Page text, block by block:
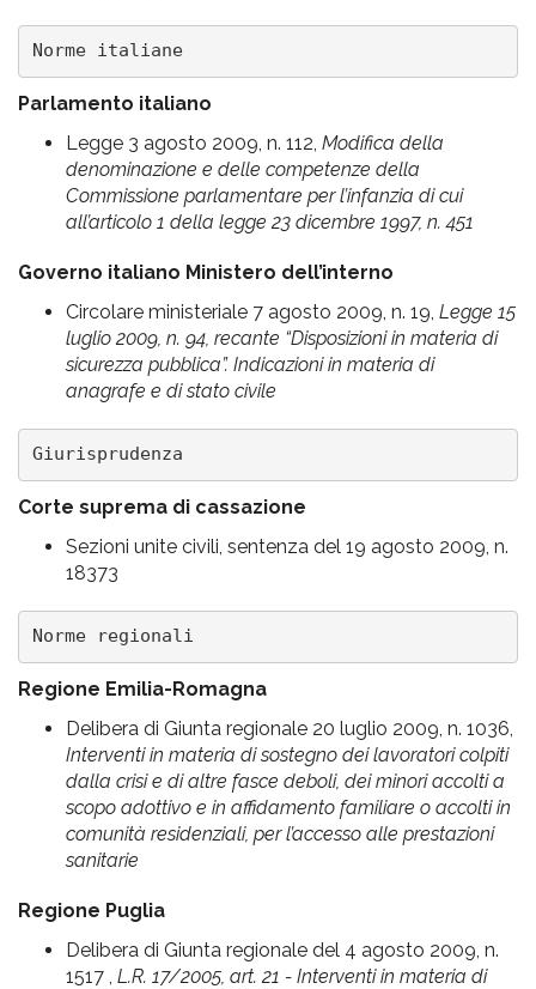
Norme italiane
Parlamento italiano
Legge 3 agosto 2009, n. 112, Modifica della
denominazione e delle competenze della
Commissione parlamentare per l’infanzia di cui
all’articolo 1 della legge 23 dicembre 1997, n. 451
Governo italiano Ministero dell’interno
Circolare ministeriale 7 agosto 2009, n. 19, Legge 15
luglio 2009, n. 94, recante “Disposizioni in materia di
sicurezza pubblica”. Indicazioni in materia di
anagrafe e di stato civile
Giurisprudenza
Corte suprema di cassazione
Sezioni unite civili, sentenza del 19 agosto 2009, n.
18373
Norme regionali
Regione Emilia-Romagna
Delibera di Giunta regionale 20 luglio 2009, n. 1036,
Interventi in materia di sostegno dei lavoratori colpiti
dalla crisi e di altre fasce deboli, dei minori accolti a
scopo adottivo e in affidamento familiare o accolti in
comunità residenziali, per l’accesso alle prestazioni
sanitarie
Regione Puglia
Delibera di Giunta regionale del 4 agosto 2009, n.
1517 , L.R. 17/2005, art. 21 - Interventi in materia di